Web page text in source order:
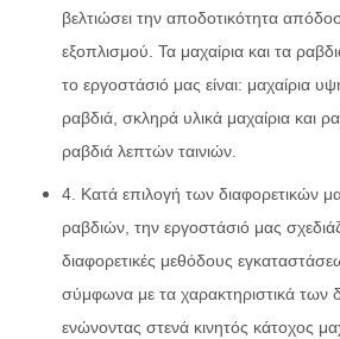
βελτιώσει την αποδοτικότητα
εξοπλισμού. Τα μαχαίρια και τα
το εργοστάσιό μας είναι: μαχαίρια
ραβδιά, σκληρά υλικά μαχαίρια και
ραβδιά λεπτών ταινιών.
4. Κατά επιλογή των διαφορετικών
ραβδιών, την εργοστάσιό μας
διαφορετικές μεθόδους
σύμφωνα με τα χαρακτηριστικά των
ενώνοντας στενά κινητός κάτοχος